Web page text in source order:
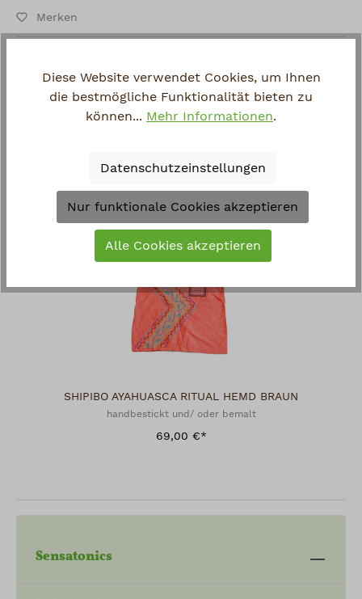
Absenden
Merken
Zuletzt angesehen
SHIPIBO AYAHUASCA RITUAL HEMD BRAUN
handbestickt und/ oder bemalt
69,00 €*
Sensatonics
Diese Website verwendet Cookies, um Ihnen
die bestmögliche Funktionalität bieten zu
können... Mehr Informationen.
Datenschutzeinstellungen
Nur funktionale Cookies akzeptieren
Alle Cookies akzeptieren